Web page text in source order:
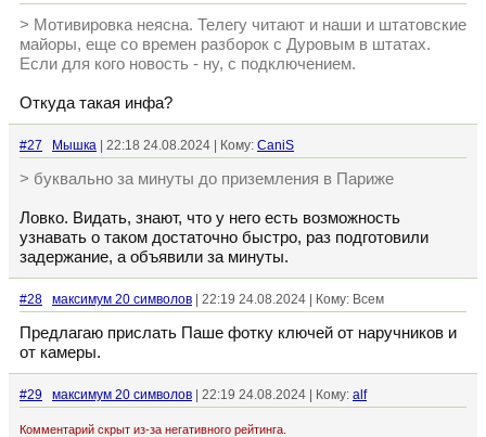
> Мотивировка неясна. Телегу читают и наши и штатовские
майоры, еще со времен разборок с Дуровым в штатах.
Если для кого новость - ну, с подключением.
Откуда такая инфа?
#27 Мышка | 22:18 24.08.2024 | Кому: CaniS
> буквально за минуты до приземления в Париже
Ловко. Видать, знают, что у него есть возможность
узнавать о таком достаточно быстро, раз подготовили
задержание, а объявили за минуты.
#28 максимум 20 символов | 22:19 24.08.2024 | Кому: Всем
Предлагаю прислать Паше фотку ключей от наручников и
от камеры.
#29 максимум 20 символов | 22:19 24.08.2024 | Кому: alf
Комментарий скрыт из-за негативного рейтинга.